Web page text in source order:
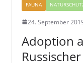
FAUNA
24. September
Adoption